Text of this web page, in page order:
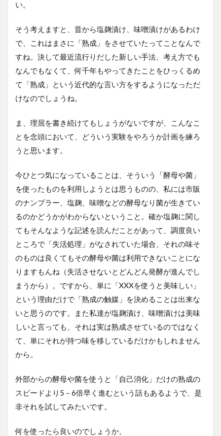
い。
そう考えますと、昔から塩麹漬け、味噌漬けがあるわけ
で、これはまさに「熟成」をさせていたってことなんで
すね。決して最近流行りだした新しい手法、考え方でも
なんでもなくて、何千年もやってきたことをひっくるめ
て「熟成」という近代的な言い方をするようになっただ
けなのでしょうね。
ま、理屈を書き続けてもしょうがないですが、こんなこ
とを念頭において、どういう実験をやろうか計画を練ろ
うと思います。
今ひとつ気になっていることは、そういう「酵母や菌」
を使ったものを利用しようとは思うものの、私には市販
のナンプラー、塩麹、味噌などの酵母なり菌が生きてい
るのかどうかがわからないということ。確か塩麹に関し
てもそんなような記述を読んだことがあって、調度良い
ところで「失活処理」がなされていた場合、それの味そ
のものは良くてもその酵母や菌は利用できないことにな
りますもんね（失活させないとどんどん発酵が進んでし
まうから）。ですから、単に「XXXを使うと美味しい」
という理由だけで「熟成の触媒」を決めることは出来な
いと思うのです。また私達が塩麹漬け、味噌漬けは美味
しいと言っても、それは実は熟成させているのではなく
て、単にそれが持つ味を移しているだけかもしれません
から。
外部からの酵母や菌を使うと「自己消化」だけの熟成の
スピードより5－6倍早く進むという話もあるようで、是
非それを試してみたいです。
何を使ったら良いのでしょうか。